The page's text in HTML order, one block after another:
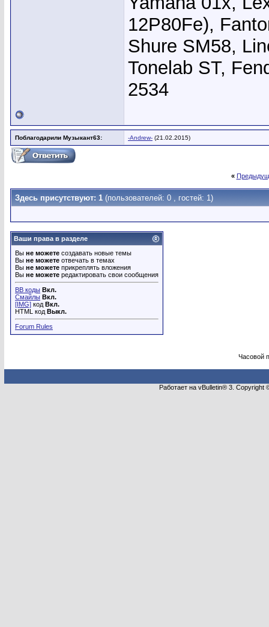
12P80Fe),
Shure SM58,
Tonelab ST,
2534
Поблагодарили Музыкант63: -Andrew- (21.02.2015)
«
Здесь присутствуют: 1 (пользователей: 0 , гостей: 1)
Ваши права в разделе
Вы не можете создавать новые темы
Вы не можете отвечать в темах
Вы не можете прикреплять вложения
Вы не можете редактировать свои сообщения
BB коды Вкл.
Смайлы Вкл.
[IMG] код Вкл.
HTML код Выкл.
Forum Rules
Часовой
Работает на vBulletin® 3.